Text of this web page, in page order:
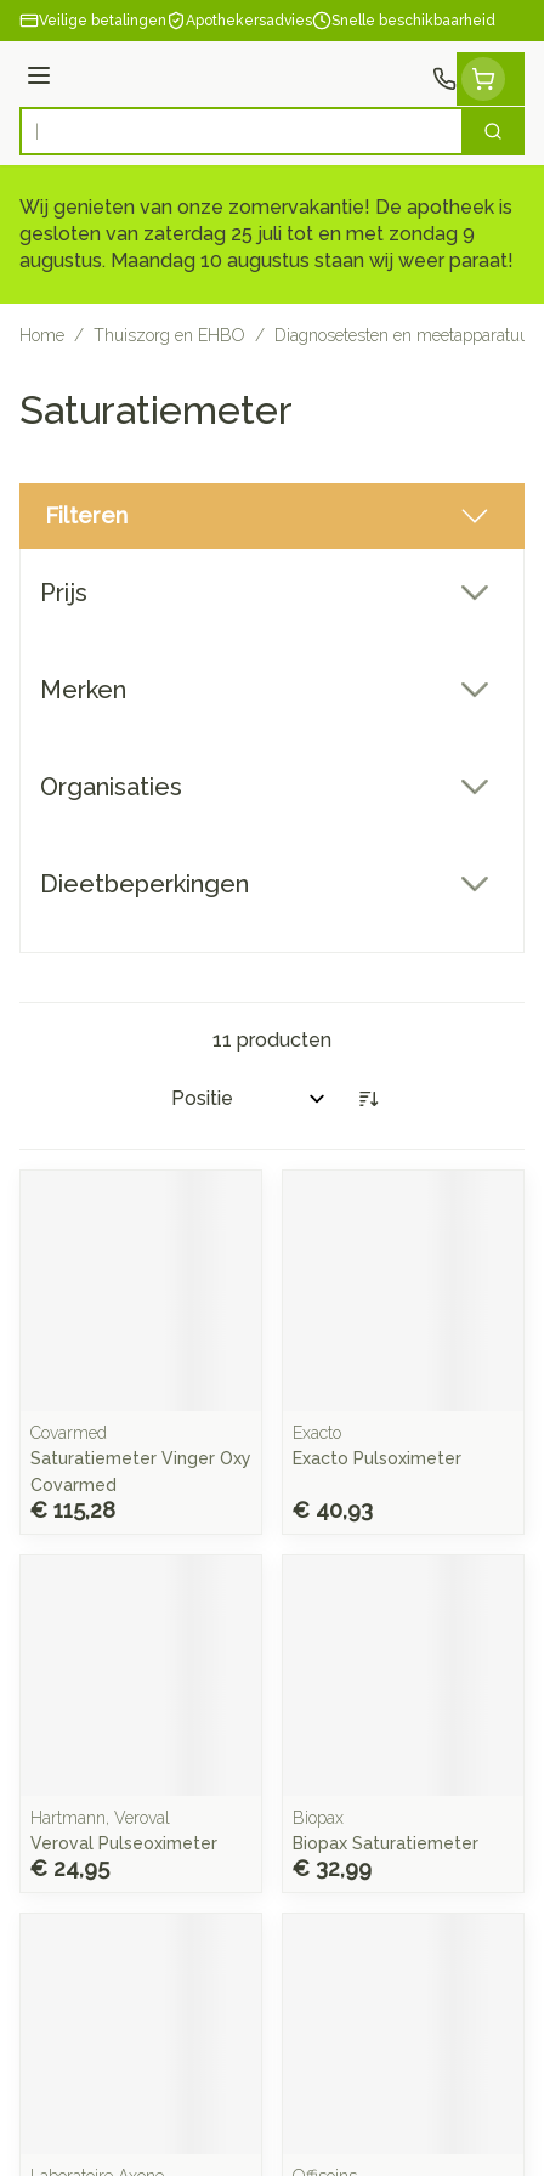
Ga naar de inhoud
Veilige betalingen Apothekersadvies Snelle beschikbaarheid
Menu
Product, merk, categorie... Zoek
Wij genieten van onze zomervakantie! De apotheek is
gesloten van zaterdag 25 juli tot en met zondag 9
augustus. Maandag 10 augustus staan wij weer paraat!
Home / Thuiszorg en EHBO / Diagnosetesten en meetapparatuur
Saturatiemeter
Filteren
Prijs
Merken
Organisaties
Dieetbeperkingen
11 producten
Sorteer op:
Covarmed
Saturatiemeter Vinger Oxy
Covarmed
€ 115,28
Exacto
Exacto Pulsoximeter
€ 40,93
Hartmann, Veroval
Veroval Pulseoximeter
€ 24,95
Biopax
Biopax Saturatiemeter
€ 32,99